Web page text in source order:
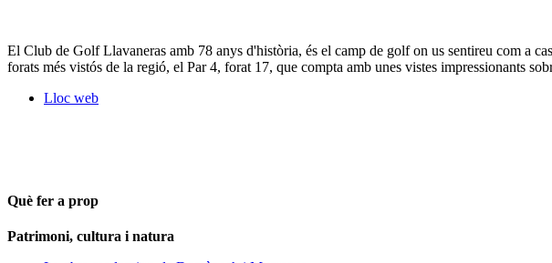
El Club de Golf Llavaneras amb 78 anys d'història, és el camp de golf on us sentireu com a
forats més vistós de la regió, el Par 4, forat 17, que compta amb unes vistes impressionants
Lloc web
Què fer a prop
Patrimoni, cultura i natura